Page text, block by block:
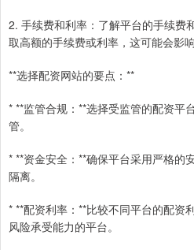
2. 手续费和利率：了解平台的手续费
取高额的手续费或利率，这可能会影
**选择配资网站的要点：**
* **监管合规：**选择受监管的配资平
管。
* **资金安全：**确保平台采用严格的
隔离。
* **配资利率：**比较不同平台的配资
风险承受能力的平台。